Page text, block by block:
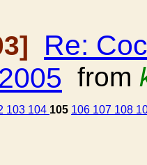
Re:
from
103 104 105 106 107 108